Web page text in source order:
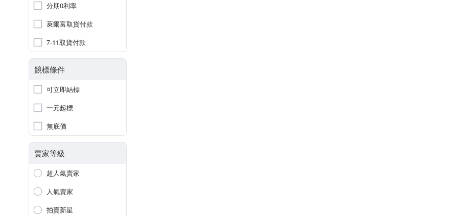
分期0利率
萊爾富取貨付款
7-11取貨付款
競標條件
可立即結標
一元起標
無底價
賣家等級
超人氣賣家
人氣賣家
拍賣新星